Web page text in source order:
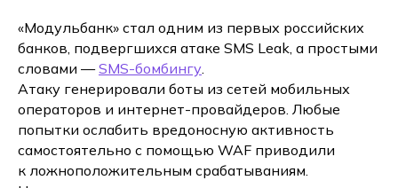
«Модульбанк» стал одним из первых российских
банков, подвергшихся атаке SMS Leak, а простыми
словами —SMS-бомбингу.
Атаку генерировали боты из сетей мобильных
операторов и интернет-провайдеров. Любые
попытки ослабить вредоносную активность
самостоятельно с помощью WAF приводили
к ложноположительным срабатываниям.